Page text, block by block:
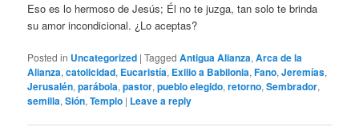
Eso es lo hermoso de Jesús; Él no te juzga, tan solo te brinda
su amor incondicional. ¿Lo aceptas?
Posted in Uncategorized |Tagged Antigua Alianza,Arca de la
Alianza,catolicidad, Eucaristía, Exilio a Babilonia,Fano,Jeremías,
Jerusalén,parábola,pastor,pueblo elegido,retorno,Sembrador,
semilla,Sión,Templo | Leave a reply